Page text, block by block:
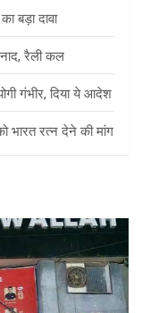
बड़ा दावा
रैली कल
गंभीर, दिया ये आदेश
भारत रत्न देने की मांग